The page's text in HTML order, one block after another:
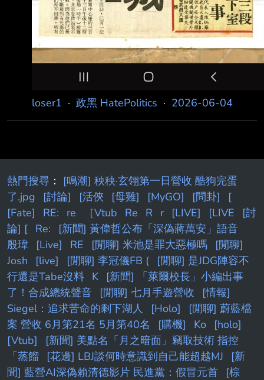
loser1 · 政黑 HatePolitics · 2026-06-04
熱門搜尋 ： [鳴潮] 秧秧·玄翎第一日營收 酷狗完蛋
了.jpg
[討論] [活俠 [母雞] [MyGO] [問卦]
[
[Fate]
RE: re ［Vtub Re R r [LIVE] [LIVE
[討
論] [ Re:
[新聞] 黃偉哲公布「深偽蔣萬安」語音
殷瑋
[Live] RE [閒聊] 米池是罪大惡極嗎
[閒聊]
Josh
[live] [閒聊] 李冠儀FB (
[閒聊] 是JDG陣容不
行還是Tabe沒料 K
[新聞] 「萊爾校長」小編出事
了！合成總統聲音
[閒聊] 七月手遊營收
[情報]
Siegel：追求苦命的剩下湖人
[Holo]
[閒聊] 蔚藍檔
案 營收 6月第21名 5月第40名
[購機] Ko
[holo]
[Vtub]
[新聞] 美點名「月之暗面」竊取技術 指控
「蒸餾
[花邊] LBJ談何時意識到自己能超越MJ
[新
聞] 藍營AI深偽賴清德影片 民進黨：假冒元首
[棕